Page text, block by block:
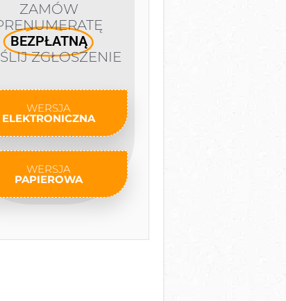
ZAMÓW
BEZPŁATNĄ
ZGŁOSZENIE
WERSJA
ELEKTRONICZNA
WERSJA
PAPIEROWA